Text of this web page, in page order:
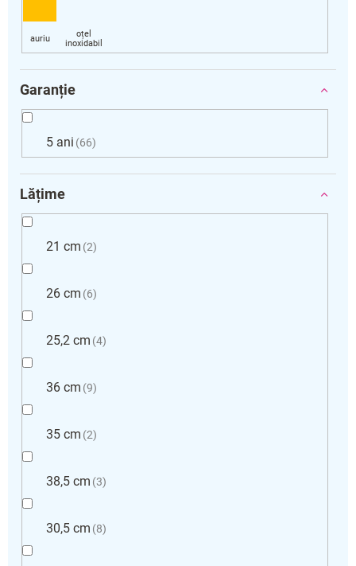
Garanție
5 ani 66
Lățime
21 cm 2
26 cm 6
25,2 cm 4
36 cm 9
35 cm 2
38,5 cm 3
30,5 cm 8